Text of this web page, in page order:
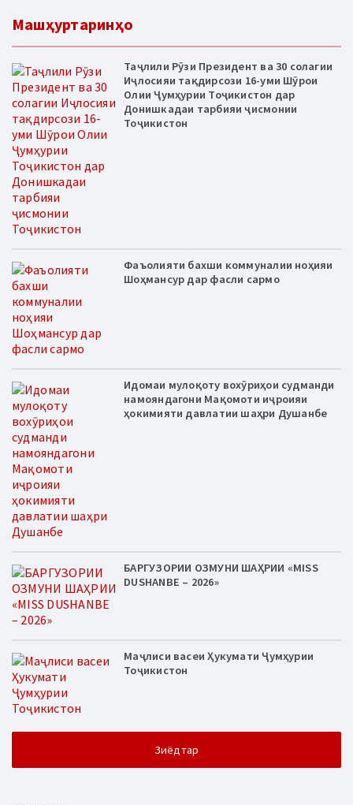
Машҳуртаринҳо
Таҷлили Рӯзи Президент ва 30 солагии
Иҷлосияи тақдирсози 16-уми Шӯрои
Олии Ҷумҳурии Тоҷикистон дар
Донишкадаи тарбияи ҷисмонии
Тоҷикистон
Фаъолияти бахши коммуналии ноҳияи
Шоҳмансур дар фасли сармо
Идомаи мулоқоту вохӯриҳои судманди
намояндагони Мақомоти иҷроияи
ҳокимияти давлатии шаҳри Душанбе
БАРГУЗОРИИ ОЗМУНИ ШАҲРИИ «MISS
DUSHANBE – 2026»
Маҷлиси васеи Ҳукумати Ҷумҳурии
Тоҷикистон
Зиёдтар